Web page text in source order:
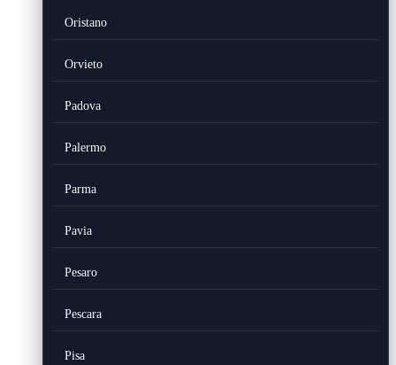
Oristano
Orvieto
Padova
Palermo
Parma
Pavia
Pesaro
Pescara
Pisa